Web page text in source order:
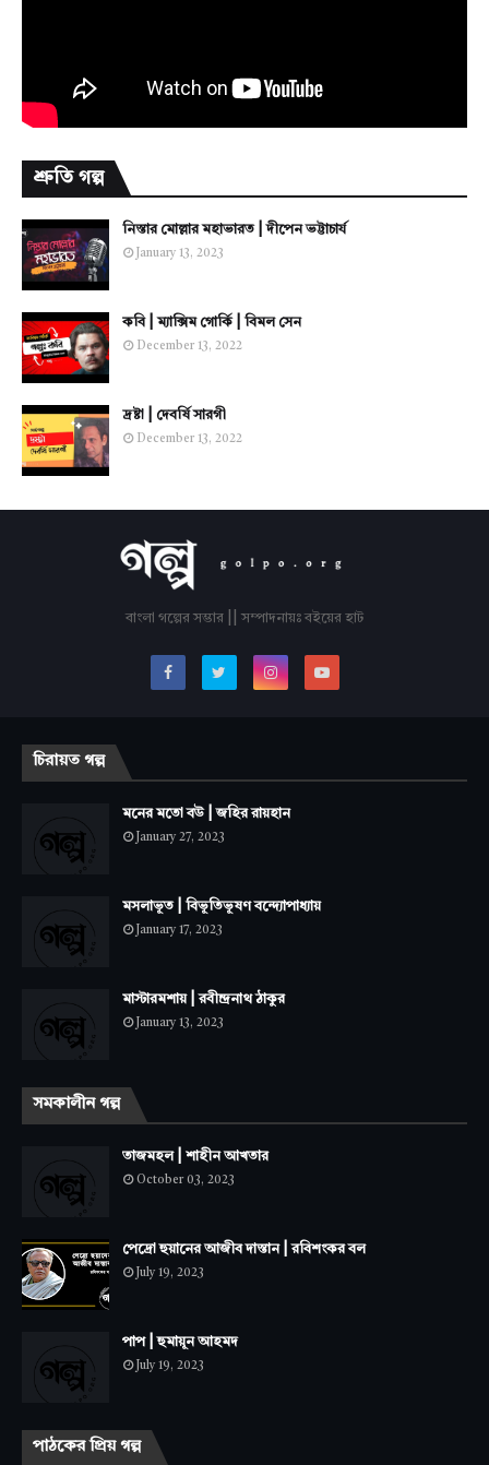
শ্রুতি গল্প
নিস্তার মোল্লার মহাভারত | দীপেন ভট্টাচার্য
January 13, 2023
কবি | ম্যাক্সিম গোর্কি | বিমল সেন
December 13, 2022
দ্রষ্টা | দেবর্ষি সারগী
December 13, 2022
বাংলা গল্পের সম্ভার || সম্পাদনায়ঃ বইয়ের হাট
চিরায়ত গল্প
মনের মতো বউ | জহির রায়হান
January 27, 2023
মসলাভূত | বিভূতিভূষণ বন্দ্যোপাধ্যায়
January 17, 2023
মাস্টারমশায় | রবীন্দ্রনাথ ঠাকুর
January 13, 2023
সমকালীন গল্প
তাজমহল | শাহীন আখতার
October 03, 2023
পেদ্রো হুয়ানের আজীব দাস্তান | রবিশংকর বল
July 19, 2023
পাপ | হুমায়ূন আহমদ
July 19, 2023
পাঠকের প্রিয় গল্প